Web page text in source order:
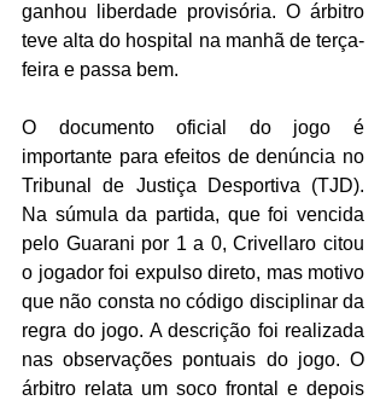
ganhou liberdade provisória. O árbitro
teve alta do hospital na manhã de terça-
feira e passa bem.
O documento oficial do jogo é
importante para efeitos de denúncia no
Tribunal de Justiça Desportiva (TJD).
Na súmula da partida, que foi vencida
pelo Guarani por 1 a 0, Crivellaro citou
o jogador foi expulso direto, mas motivo
que não consta no código disciplinar da
regra do jogo. A descrição foi realizada
nas observações pontuais do jogo. O
árbitro relata um soco frontal e depois